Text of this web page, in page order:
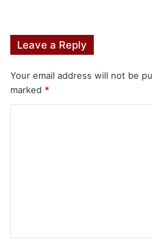
Leave a Reply
Your email address will not be
marked *